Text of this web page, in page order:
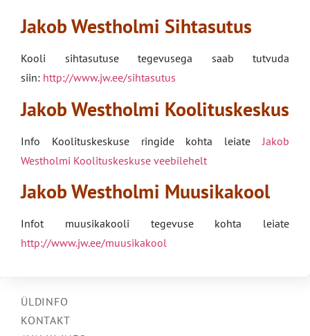
ÜLDINFO
KONTAKT
Jakob Westholmi Sihtasutus
Kooli sihtasutuse tegevusega saab tutvuda
siin: http://www.jw.ee/sihtasutus
Jakob Westholmi Koolituskeskus
Info Koolituskeskuse ringide kohta leiate Jakob
Westholmi Koolituskeskuse veebilehelt
Jakob Westholmi Muusikakool
Infot muusikakooli tegevuse kohta leiate
http://www.jw.ee/muusikakool